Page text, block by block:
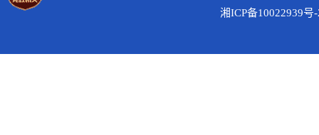
湘ICP备10022939号